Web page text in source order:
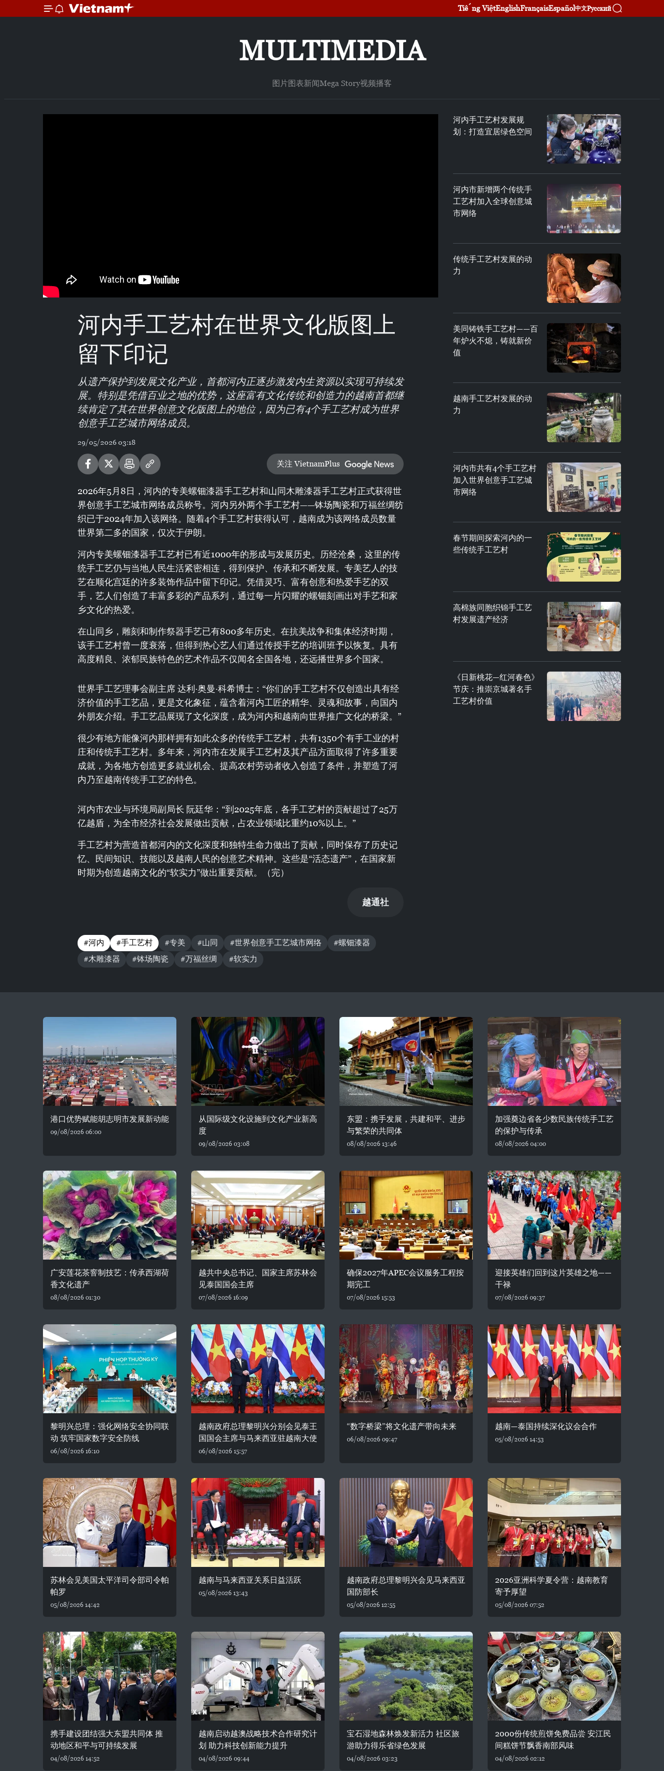
Tiếng ViệtEnglishFrançaisEspañol中文Русский
MULTIMEDIA
图片图表新闻Mega Story视频播客
河内手工艺村在世界文化版图上
留下印记
从遗产保护到发展文化产业，首都河内正逐步激发内生资源以实现可持续发
展。特别是凭借百业之地的优势，这座富有文化传统和创造力的越南首都继
续肯定了其在世界创意文化版图上的地位，因为已有4个手工艺村成为世界
创意手工艺城市网络成员。
29/05/2026 03:18
关注 VietnamPlus
2026年5月8日，河内的专美螺钿漆器手工艺村和山同木雕漆器手工艺村正式获得世
界创意手工艺城市网络成员称号。河内另外两个手工艺村——钵场陶瓷和万福丝绸纺
织已于2024年加入该网络。随着4个手工艺村获得认可，越南成为该网络成员数量
世界第二多的国家，仅次于伊朗。
河内专美螺钿漆器手工艺村已有近1000年的形成与发展历史。历经沧桑，这里的传
统手工艺仍与当地人民生活紧密相连，得到保护、传承和不断发展。专美艺人的技
艺在顺化宫廷的许多装饰作品中留下印记。凭借灵巧、富有创意和热爱手艺的双
手，艺人们创造了丰富多彩的产品系列，通过每一片闪耀的螺钿刻画出对手艺和家
乡文化的热爱。
在山同乡，雕刻和制作祭器手艺已有800多年历史。在抗美战争和集体经济时期，
该手工艺村曾一度衰落，但得到热心艺人们通过传授手艺的培训班予以恢复。具有
高度精良、浓郁民族特色的艺术作品不仅闻名全国各地，还远播世界多个国家。
世界手工艺理事会副主席 达利·奥曼·科希博士：“你们的手工艺村不仅创造出具有经
济价值的手工艺品，更是文化象征，蕴含着河内工匠的精华、灵魂和故事，向国内
外朋友介绍。手工艺品展现了文化深度，成为河内和越南向世界推广文化的桥梁。”
很少有地方能像河内那样拥有如此众多的传统手工艺村，共有1350个有手工业的村
庄和传统手工艺村。多年来，河内市在发展手工艺村及其产品方面取得了许多重要
成就，为各地方创造更多就业机会、提高农村劳动者收入创造了条件，并塑造了河
内乃至越南传统手工艺的特色。
河内市农业与环境局副局长 阮廷华：“到2025年底，各手工艺村的贡献超过了25万
亿越盾，为全市经济社会发展做出贡献，占农业领域比重约10%以上。”
手工艺村为营造首都河内的文化深度和独特生命力做出了贡献，同时保存了历史记
忆、民间知识、技能以及越南人民的创意艺术精神。这些是“活态遗产”，在国家新
时期为创造越南文化的“软实力”做出重要贡献。（完）
越通社
#河内 #手工艺村 #专美 #山同 #世界创意手工艺城市网络
#螺钿漆器
#木雕漆器
#钵场陶瓷 #万福丝绸 #软实力
河内手工艺村发展规
划：打造宜居绿色空间
河内市新增两个传统手
工艺村加入全球创意城
市网络
传统手工艺村发展的动
力
美同铸铁手工艺村——百
年炉火不熄，铸就新价
值
越南手工艺村发展的动
力
河内市共有4个手工艺村
加入世界创意手工艺城
市网络
春节期间探索河内的一
些传统手工艺村
高棉族同胞织锦手工艺
村发展遗产经济
《日新桃花—红河春色》
节庆：推崇京城著名手
工艺村价值
港口优势赋能胡志明市发展新动能
09/08/2026 06:00
从国际级文化设施到文化产业新高
度
09/08/2026 03:08
东盟：携手发展，共建和平、进步
与繁荣的共同体
08/08/2026 13:46
加强奠边省各少数民族传统手工艺
的保护与传承
08/08/2026 04:00
广安莲花茶窨制技艺：传承西湖荷
香文化遗产
08/08/2026 01:30
越共中央总书记、国家主席苏林会
见泰国国会主席
07/08/2026 16:09
确保2027年APEC会议服务工程按
期完工
07/08/2026 15:53
迎接英雄们回到这片英雄之地——
干禄
07/08/2026 09:37
黎明兴总理：强化网络安全协同联
动 筑牢国家数字安全防线
06/08/2026 16:10
越南政府总理黎明兴分别会见泰王
国国会主席与马来西亚驻越南大使
06/08/2026 15:57
“数字桥梁”将文化遗产带向未来
06/08/2026 09:47
越南—泰国持续深化议会合作
05/08/2026 14:53
苏林会见美国太平洋司令部司令帕
帕罗
05/08/2026 14:42
越南与马来西亚关系日益活跃
05/08/2026 13:43
越南政府总理黎明兴会见马来西亚
国防部长
05/08/2026 12:55
2026亚洲科学夏令营：越南教育
寄予厚望
05/08/2026 07:52
携手建设团结强大东盟共同体 推
动地区和平与可持续发展
04/08/2026 14:52
越南启动越澳战略技术合作研究计
划 助力科技创新能力提升
04/08/2026 09:44
宝石湿地森林焕发新活力 社区旅
游助力得乐省绿色发展
04/08/2026 03:23
2000份传统煎饼免费品尝 安江民
间糕饼节飘香南部风味
04/08/2026 02:12